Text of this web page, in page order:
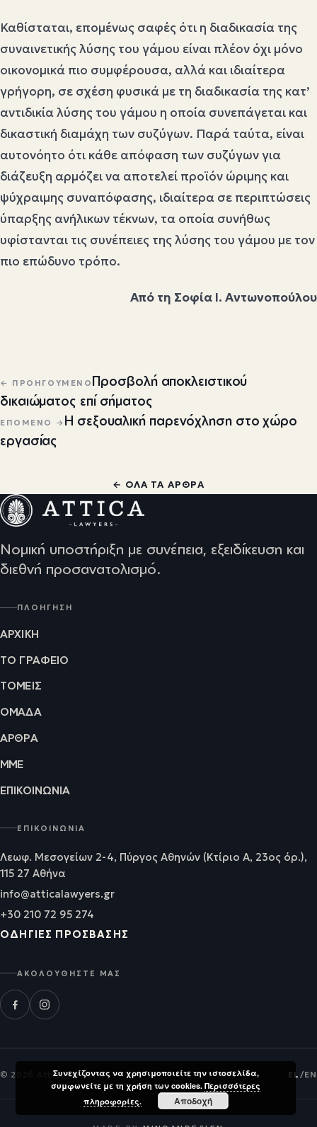
Καθίσταται, επομένως σαφές ότι η διαδικασία της
συναινετικής λύσης του γάμου είναι πλέον όχι μόνο
οικονομικά πιο συμφέρουσα, αλλά και ιδιαίτερα
γρήγορη, σε σχέση φυσικά με τη διαδικασία της κατ’
αντιδικία λύσης του γάμου η οποία συνεπάγεται και
δικαστική διαμάχη των συζύγων. Παρά ταύτα, είναι
αυτονόητο ότι κάθε απόφαση των συζύγων για
διάζευξη αρμόζει να αποτελεί προϊόν ώριμης και
ψύχραιμης συναπόφασης, ιδιαίτερα σε περιπτώσεις
ύπαρξης ανήλικων τέκνων, τα οποία συνήθως
υφίστανται τις συνέπειες της λύσης του γάμου με τον
πιο επώδυνο τρόπο.
Από τη Σοφία Ι. Αντωνοπούλου
Πλοήγηση άρθρων
← ΠΡΟΗΓΟΎΜΕΝΟ Προσβολή αποκλειστικού
δικαιώματος επί σήματος
ΕΠΌΜΕΝΟ → Η σεξουαλική παρενόχληση στο χώρο
εργασίας
← ΌΛΑ ΤΑ ΆΡΘΡΑ
Νομική υποστήριξη με συνέπεια, εξειδίκευση και
διεθνή προσανατολισμό.
ΠΛΟΉΓΗΣΗ
ΑΡΧΙΚΉ
ΤΟ ΓΡΑΦΕΊΟ
ΤΟΜΕΊΣ
ΟΜΆΔΑ
ΆΡΘΡΑ
ΜΜΕ
ΕΠΙΚΟΙΝΩΝΊΑ
ΕΠΙΚΟΙΝΩΝΊΑ
Λεωφ. Μεσογείων 2-4, Πύργος Αθηνών (Κτίριο Α, 23ος όρ.),
115 27 Αθήνα
info@atticalawyers.gr
+30 210 72 95 274
ΟΔΗΓΊΕΣ ΠΡΌΣΒΑΣΗΣ
ΑΚΟΛΟΥΘΉΣΤΕ ΜΑΣ
© 2026 Attica Lawyers EL /EN
Συνεχίζοντας να χρησιμοποιείτε την ιστοσελίδα,
συμφωνείτε με τη χρήση των cookies.Περισσότερες
πληροφορίες.
Αποδοχή